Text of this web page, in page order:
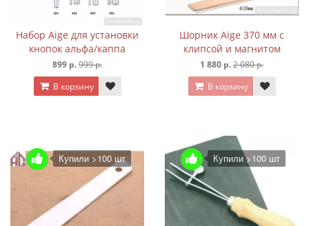
Набор Aige для установки
кнопок альфа/каппа
899 р.999 р.
В корзину
Шорник Aige 370 мм с
клипсой и магнитом
1 880 р.2 080 р.
В корзину
Купили >100 шт Купили >100 шт